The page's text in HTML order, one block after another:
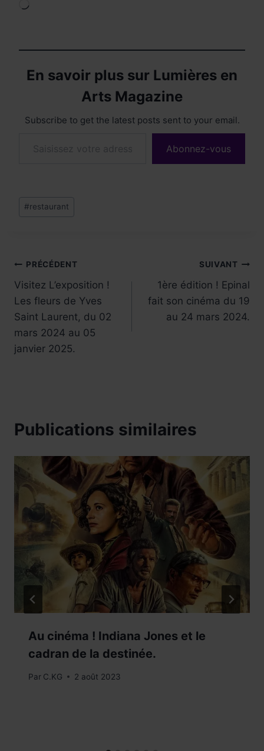
En savoir plus sur Lumières en
Arts Magazine
Subscribe to get the latest posts sent to your email.
Abonnez-vous
Étiquettes
de
#restaurant
Navigation
de
l’article
PRÉCÉDENT
Visitez L’exposition !
Les fleurs de Yves
Saint Laurent, du 02
mars 2024 au 05
janvier 2025.
SUIVANT
1ère édition ! Epinal
fait son cinéma du 19
au 24 mars 2024.
Publications similaires
Au cinéma ! Indiana Jones et le
cadran de la destinée.
Par C.KG 2 août 2023